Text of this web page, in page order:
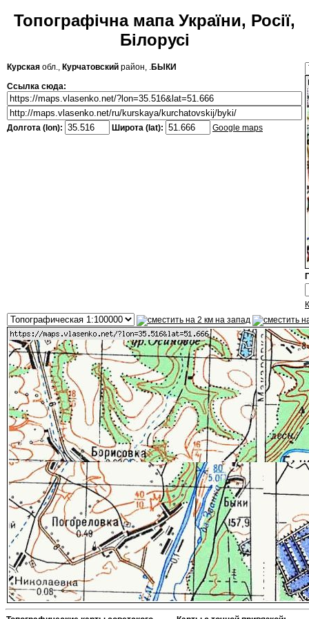
Топографічна мапа України, Росії,
Білорусі
Курская обл., Курчатовский район, .БЫКИ
Ссылка сюда:
Долгота (lon): Широта (lat): Google maps